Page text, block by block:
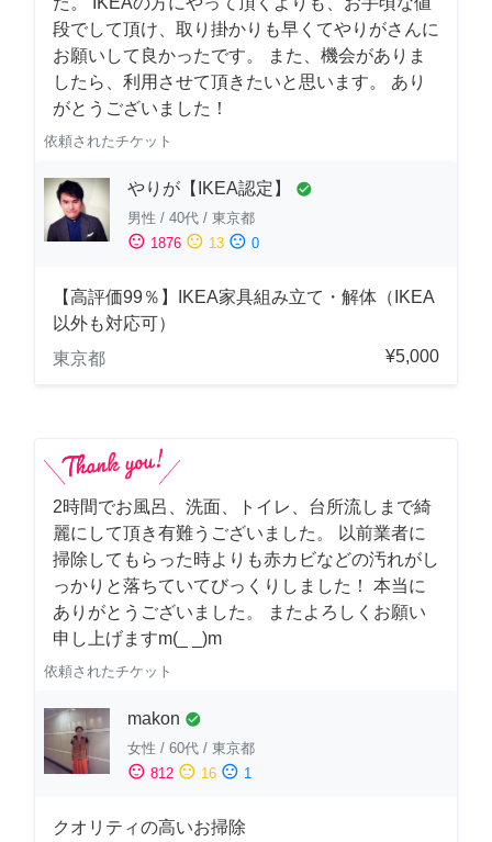
段でして頂け、取り掛かりも早くてやりがさんに
お願いして良かったです。 また、機会がありま
したら、利用させて頂きたいと思います。 あり
がとうございました！
依頼されたチケット
やりが【IKEA認定】 check_circle
男性 / 40代 / 東京都
sentiment_satisfied 1876 sentiment_neutral 13 sentiment_dissatisfied 0
【高評価99％】IKEA家具組み立て・解体（IKEA
以外も対応可）
東京都
¥5,000
2時間でお風呂、洗面、トイレ、台所流しまで綺
麗にして頂き有難うございました。 以前業者に
掃除してもらった時よりも赤カビなどの汚れがし
っかりと落ちていてびっくりしました！ 本当に
ありがとうございました。 またよろしくお願い
申し上げますm(_ _)m
依頼されたチケット
makon check_circle
女性 / 60代 / 東京都
sentiment_satisfied 812 sentiment_neutral 16 sentiment_dissatisfied 1
クオリティの高いお掃除